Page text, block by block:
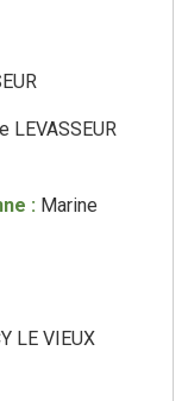
: Marine
LE VIEUX